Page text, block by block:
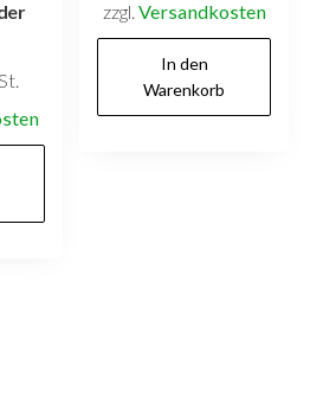
zzgl. Versandkosten
In den
Warenkorb